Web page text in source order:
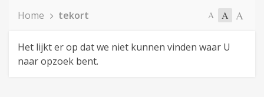
Home tekort A A A
Het lijkt er op dat we niet kunnen vinden waar U
naar opzoek bent.